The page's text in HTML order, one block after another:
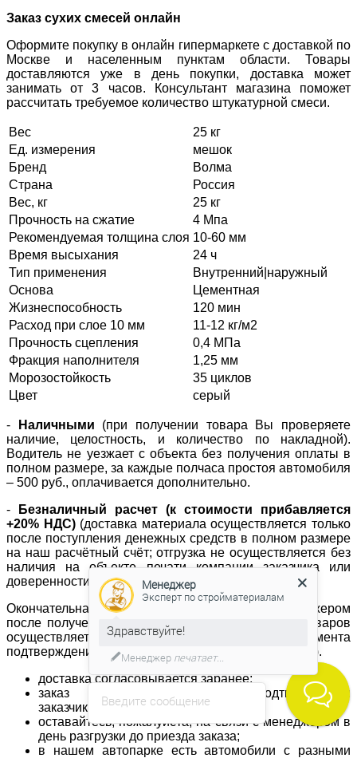
Заказ сухих смесей онлайн
Оформите покупку в онлайн гипермаркете с доставкой по
Москве и населенным пунктам области. Товары
доставляются уже в день покупки, доставка может
занимать от 3 часов. Консультант магазина поможет
рассчитать требуемое количество штукатурной смеси.
Вес
25 кг
Ед. измерения
мешок
Бренд
Волма
Страна
Россия
Вес, кг
25 кг
Прочность на сжатие
4 Мпа
Рекомендуемая толщина слоя 10-60 мм
Время высыхания
24 ч
Тип применения
Внутренний|наружный
Основа
Цементная
Жизнеспособность
120 мин
Расход при слое 10 мм
11-12 кг/м2
Прочность сцепления
0,4 МПа
Фракция наполнителя
1,25 мм
Морозостойкость
35 циклов
Цвет
серый
- Наличными (при получении товара Вы проверяете
наличие, целостность, и количество по накладной).
Водитель не уезжает с объекта без получения оплаты в
полном размере, за каждые полчаса простоя автомобиля
– 500 руб., оплачивается дополнительно.
-
Безналичный расчет (к стоимости прибавляется
+20% НДС) (доставка материала осуществляется только
после поступления денежных средств в полном размере
на наш расчётный счёт; отгрузка не осуществляется без
наличия на объекте печати компании заказчика или
доверенности с синей печатью).
Окончательная стоимость устанавливается менеджером
после получения и обработки заказа. Доставка товаров
осуществляется в течение 3-х часов с момента
подтверждения заказа (в т.ч. выходные и праздники).
доставка согласовывается заранее;
заказ доставляется после подтверждения
заказчиком времени и даты доставки;
оставайтесь, пожалуйста, на связи с менеджером в
день разгрузки до приезда заказа;
в нашем автопарке есть автомобили с разными
Введите сообщение
Менеджер
Эксперт по стройматериалам
Здравствуйте!
Менеджер печатает...